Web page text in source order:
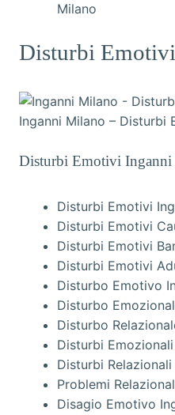
Milano
Disturbi Emotivi
Inganni Milano – Disturbi
Disturbi Emotivi
Disturbi Emotivi
Disturbi Emotivi
Disturbi Emotivi
Disturbi Emotivi
Disturbo Emotivo
Disturbo
Disturbo
Disturbi
Disturbi
Problemi
Disagio Emotivo